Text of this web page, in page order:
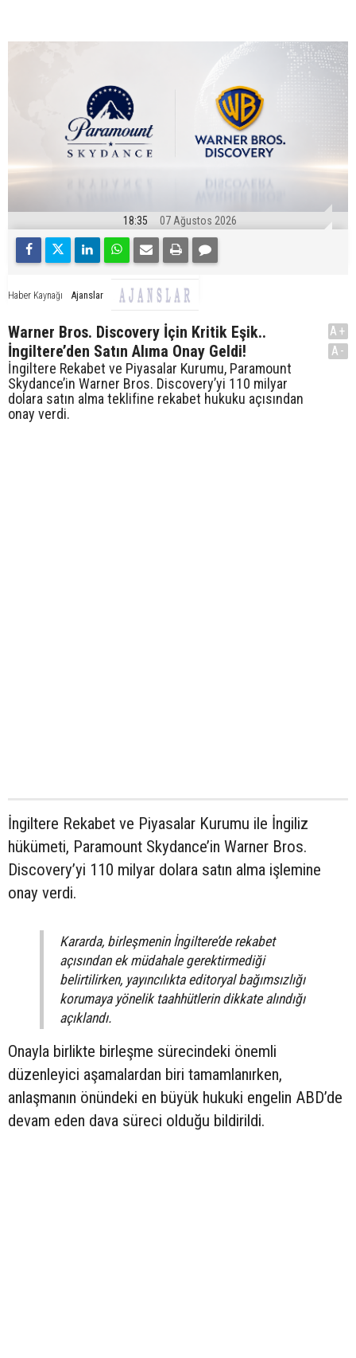
18:35 07 Ağustos 2026
Haber Kaynağı Ajanslar
Warner Bros. Discovery İçin Kritik Eşik..
İngiltere’den Satın Alıma Onay Geldi!
İngiltere Rekabet ve Piyasalar Kurumu, Paramount
Skydance’in Warner Bros. Discovery’yi 110 milyar
dolara satın alma teklifine rekabet hukuku açısından
onay verdi.
A+
A-
İngiltere Rekabet ve Piyasalar Kurumu ile İngiliz
hükümeti, Paramount Skydance’in Warner Bros.
Discovery’yi 110 milyar dolara satın alma işlemine
onay verdi.
Kararda, birleşmenin İngiltere’de rekabet
açısından ek müdahale gerektirmediği
belirtilirken, yayıncılıkta editoryal bağımsızlığı
korumaya yönelik taahhütlerin dikkate alındığı
açıklandı.
Onayla birlikte birleşme sürecindeki önemli
düzenleyici aşamalardan biri tamamlanırken,
anlaşmanın önündeki en büyük hukuki engelin ABD’de
devam eden dava süreci olduğu bildirildi.